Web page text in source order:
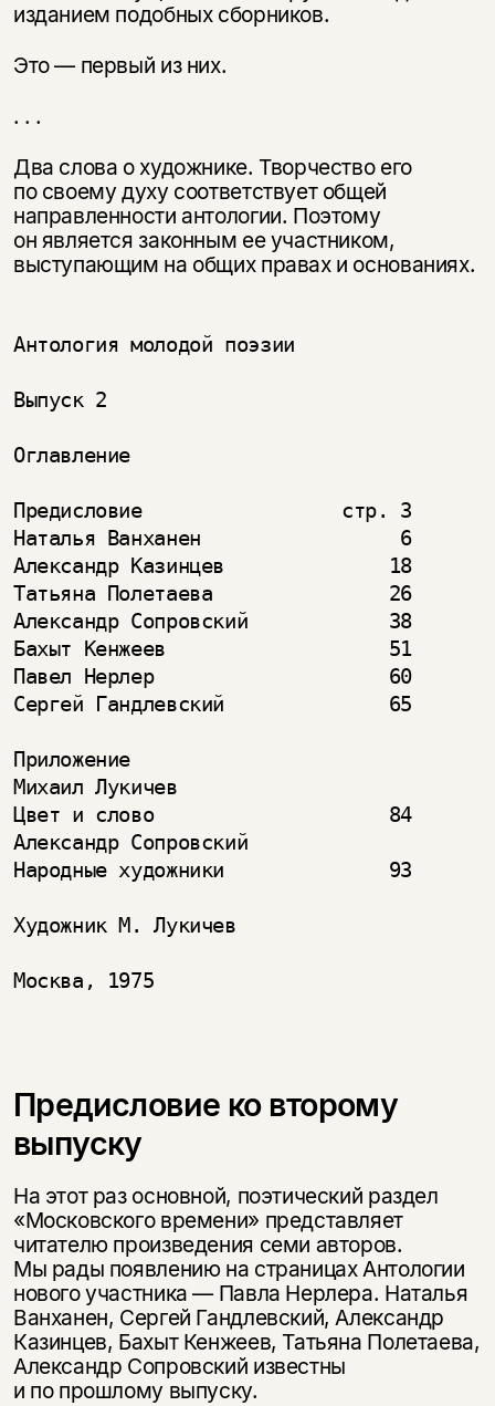
изданием подобных сборников.
Это — первый из них.
. . .
Два слова о художнике. Творчество его
по своему духу соответствует общей
направленности антологии. Поэтому
он является законным ее участником,
выступающим на общих правах и основаниях.
Антология молодой поэзии
Выпуск 2
Оглавление
Предисловие                 стр. 3
Наталья Ванханен                 6
Александр Казинцев              18
Татьяна Полетаева               26
Александр Сопровский            38
Бахыт Кенжеев                   51
Павел Нерлер                    60
Сергей Гандлевский              65
Приложение
Михаил Лукичев
Цвет и слово                    84
Александр Сопровский
Народные художники              93
Художник М. Лукичев
Предисловие ко второму
выпуску
На этот раз основной, поэтический раздел
«Московского времени» представляет
читателю произведения семи авторов.
Мы рады появлению на страницах Антологии
нового участника — Павла Нерлера. Наталья
Ванханен, Сергей Гандлевский, Александр
Казинцев, Бахыт Кенжеев, Татьяна Полетаева,
Александр Сопровский известны
и по прошлому выпуску.